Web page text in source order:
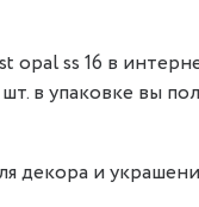
opal ss 16 в
в упаковке вы
декора и